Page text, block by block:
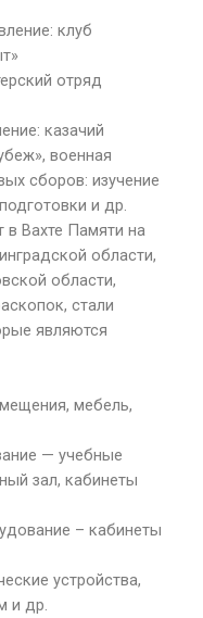
клуб
отряд
казачий
военная
сборов: изучение
и др.
в Вахте Памяти на
области,
области,
стали
являются
мебель,
— учебные
зал, кабинеты
– кабинеты
устройства,
и др.